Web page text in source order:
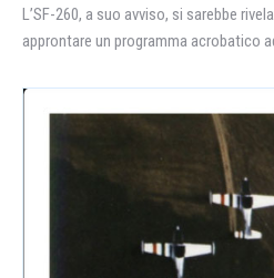
L’SF-260, a suo avviso, si sarebbe
approntare un programma acrobatico